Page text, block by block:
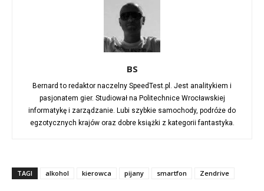
BS
Bernard to redaktor naczelny SpeedTest.pl. Jest analitykiem i
pasjonatem gier. Studiował na Politechnice Wrocławskiej
informatykę i zarządzanie. Lubi szybkie samochody, podróże do
egzotycznych krajów oraz dobre książki z kategorii fantastyka.
TAGI alkohol kierowca pijany smartfon Zendrive